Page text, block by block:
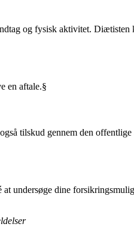
og fysisk aktivitet.
en aftale.§
tilskud gennem den
undersøge dine